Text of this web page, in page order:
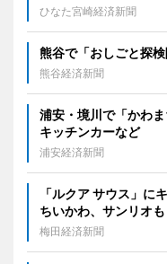
ひなた宮崎経済新聞
熊谷で「おしごと探
熊谷経済新聞
浦安・境川で「かわ
キッチンカーなど
浦安経済新聞
「ルクア サウス」
ちいかわ、サンリオも
梅田経済新聞